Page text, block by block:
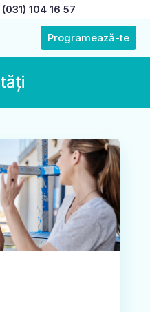
(031) 104 16 57
Programează-te